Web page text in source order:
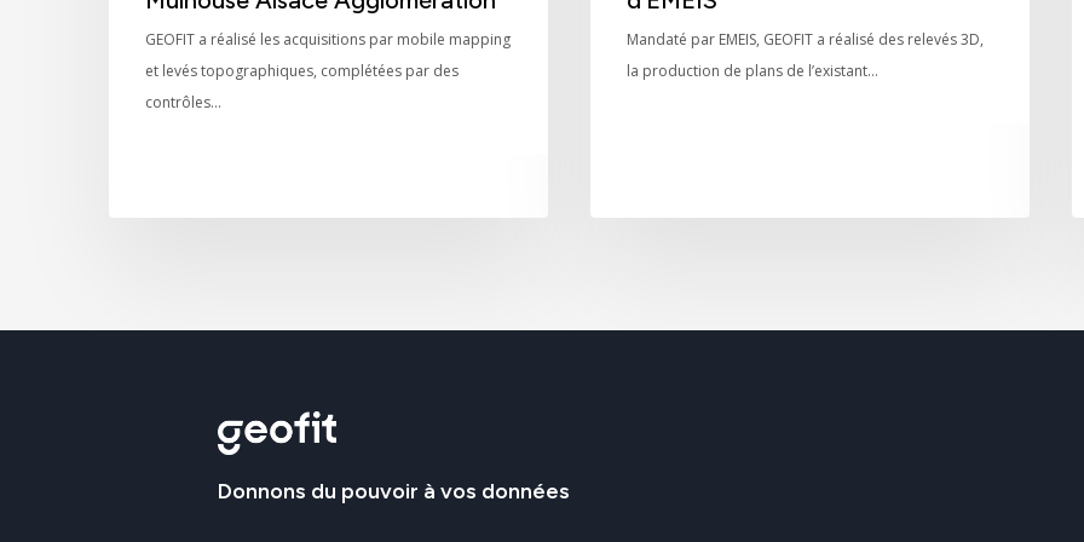
GEOFIT a réalisé les acquisitions par mobile mapping
et levés topographiques, complétées par des
contrôles…
Mandaté par EMEIS, GEOFIT a réalisé des relevés 3D,
la production de plans de l’existant…
Donnons du pouvoir à vos données